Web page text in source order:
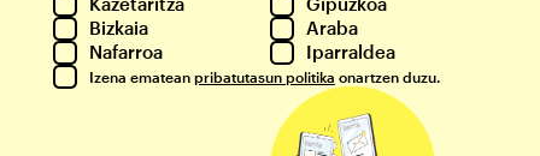
Bizkaia
Araba
Nafarroa
Iparraldea
Izena ematean pribatutasun politika onartzen duzu.